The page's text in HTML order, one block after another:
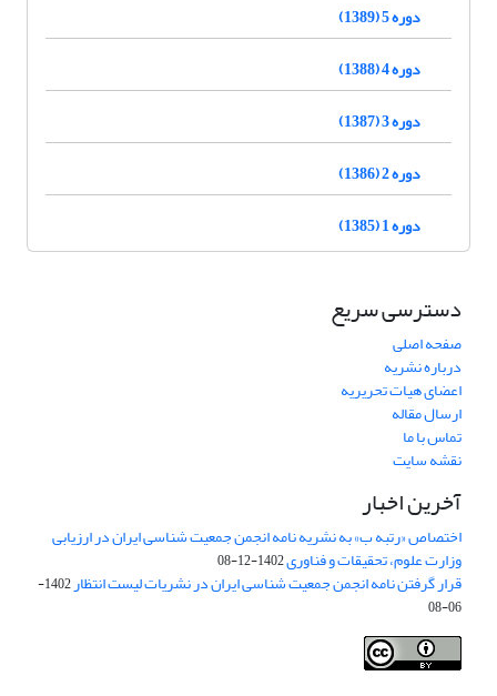
دوره 5 (1389)
دوره 4 (1388)
دوره 3 (1387)
دوره 2 (1386)
دوره 1 (1385)
دسترسی سریع
صفحه اصلی
درباره نشریه
اعضای هیات تحریریه
ارسال مقاله
تماس با ما
نقشه سایت
آخرین اخبار
اختصاص «رتبه ب» به نشریه نامه انجمن جمعیت شناسی ایران در ارزیابی
وزارت علوم، تحقیقات و فناوری1402-12-08
قرار گرفتن نامه انجمن جمعیت شناسی ایران در نشریات لیست انتظار
1402-
06-08